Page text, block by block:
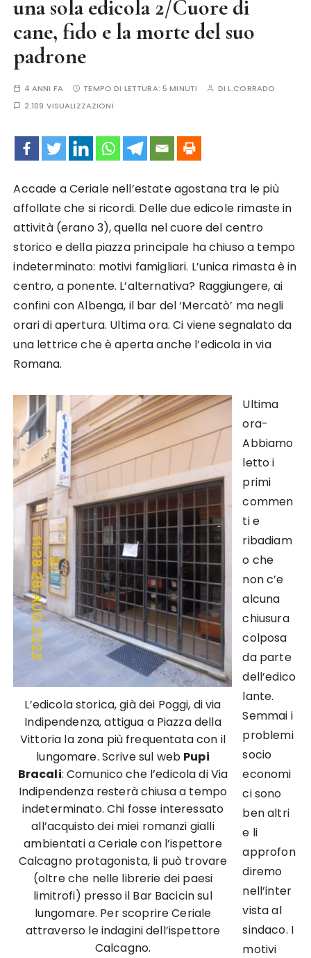
una sola edicola 2/Cuore di
cane, fido e la morte del suo
padrone
4 ANNI FA TEMPO DI LETTURA:5 MINUTI DI L.CORRADO
2.109 VISUALIZZAZIONI
Accade a Ceriale nell’estate agostana tra le più
affollate che si ricordi. Delle due edicole rimaste in
attività (erano 3), quella nel cuore del centro
storico e della piazza principale ha chiuso a tempo
indeterminato: motivi famigliari. L’unica rimasta è in
centro, a ponente. L’alternativa? Raggiungere, ai
confini con Albenga, il bar del ‘Mercatò’ ma negli
orari di apertura. Ultima ora. Ci viene segnalato da
una lettrice che è aperta anche l’edicola in via
Romana.
L’edicola storica, già dei Poggi, di via
Indipendenza, attigua a Piazza della
Vittoria la zona più frequentata con il
lungomare. Scrive sul web Pupi
Bracali: Comunico che l’edicola di Via
Indipendenza resterà chiusa a tempo
indeterminato. Chi fosse interessato
all’acquisto dei miei romanzi gialli
ambientati a Ceriale con l’ispettore
Calcagno protagonista, li può trovare
(oltre che nelle librerie dei paesi
limitrofi) presso il Bar Bacicin sul
lungomare. Per scoprire Ceriale
attraverso le indagini dell’ispettore
Calcagno.
Ultima
ora-
Abbiamo
letto i
primi
commen
ti e
ribadiam
o che
non c’e
alcuna
chiusura
colposa
da parte
dell’edico
lante.
Semmai i
problemi
socio
economi
ci sono
ben altri
e li
approfon
diremo
nell’inter
vista al
sindaco. I
motivi